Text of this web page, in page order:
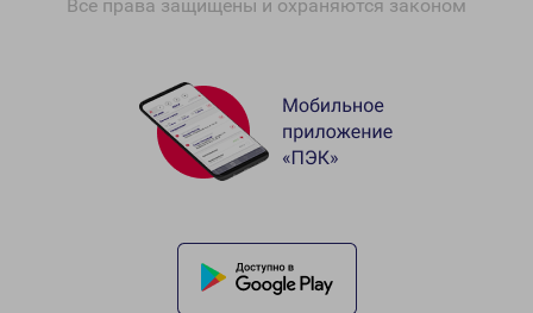
Все права защищены и охраняются законом